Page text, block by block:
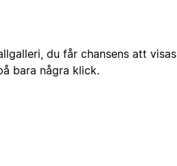
du får chansens att visas
bara några klick.